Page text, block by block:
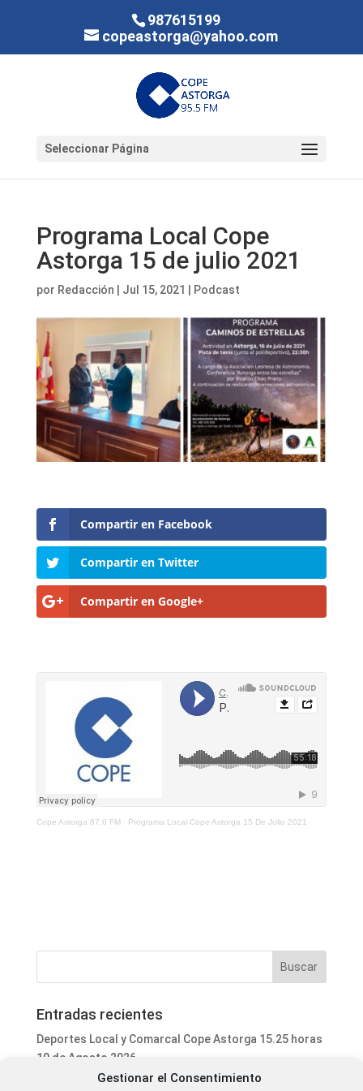
Gestionar el Consentimiento
987615199
copeastorga@yahoo.com
Seleccionar Página
Programa Local Cope
Astorga 15 de julio 2021
por Redacción Jul 15, 2021 Podcast
Compartir en Facebook
Compartir en Twitter
Compartir en Google+
Cope Astorga 87.6 FM· Programa Local Cope Astorga 15 De Julio 2021
Entradas recientes
Deportes Local y Comarcal Cope Astorga 15.25 horas
10 de Agosto 2026
Informativo Mediodía Cope Astorga 14.20 horas 10 de